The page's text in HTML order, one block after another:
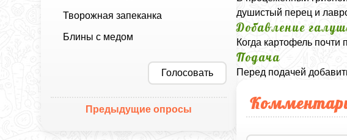
Творожная запеканка
Блины с медом
Голосовать
Предыдущие опросы
душистый перец и
Добавление
Когда картофель почти
Подача
Перед подачей